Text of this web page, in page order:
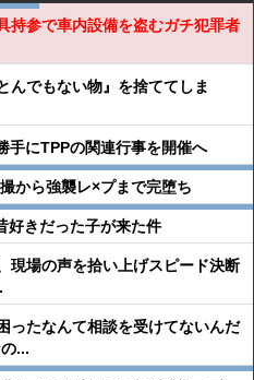
持参で車内設備を盗むガチ犯罪者
んでもない物』を捨ててしま
手にTPPの関連行事を開催へ
から強襲レ×プまで完堕ち
好きだった子が来た件
現場の声を拾い上げスピード決断
ったなんて相談を受けてないんだ
...